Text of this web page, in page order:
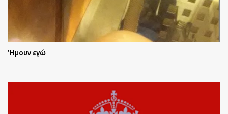
'Ημουν εγώ